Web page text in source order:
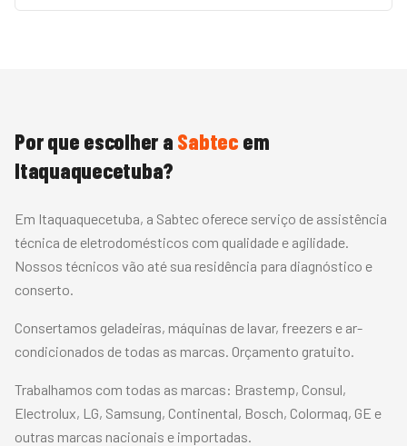
Por que escolher a Sabtec em
Itaquaquecetuba?
Em Itaquaquecetuba, a Sabtec oferece serviço de assistência
técnica de eletrodomésticos com qualidade e agilidade.
Nossos técnicos vão até sua residência para diagnóstico e
conserto.
Consertamos geladeiras, máquinas de lavar, freezers e ar-
condicionados de todas as marcas. Orçamento gratuito.
Trabalhamos com todas as marcas: Brastemp, Consul,
Electrolux, LG, Samsung, Continental, Bosch, Colormaq, GE e
outras marcas nacionais e importadas.